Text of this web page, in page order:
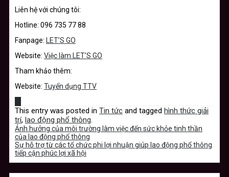
Liên hệ với chúng tôi:
Hotline: 096 735 77 88
Fanpage: LET’S GO
Website: Việc làm LET’S GO
Tham khảo thêm:
Website: Tuyển dụng TTV
This entry was posted in Tin tức and tagged hình thức giải
trí, lao động phổ thông.
Ảnh hưởng của môi trường làm việc đến sức khỏe tinh thần
của lao động phổ thông
Sự hỗ trợ từ các tổ chức phi lợi nhuận giúp lao động phổ thông
tiếp cận phúc lợi xã hội